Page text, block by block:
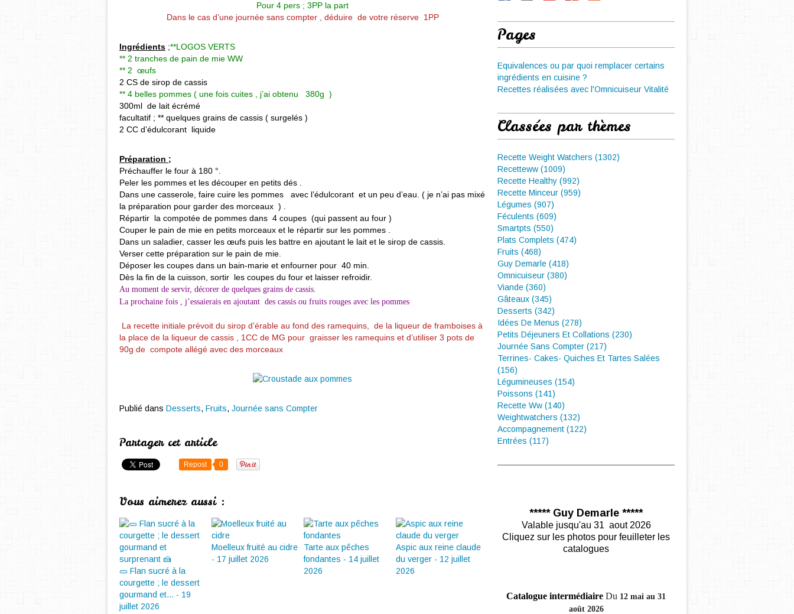
Pour 4 pers ; 3PP la part
Dans le cas d’une journée sans compter , déduire de votre réserve 1PP
Ingrédients ;**LOGOS VERTS
** 2 tranches de pain de mie WW
** 2 œufs
2 CS de sirop de cassis
** 4 belles pommes ( une fois cuites , j’ai obtenu 380g )
300ml de lait écrémé
facultatif ; ** quelques grains de cassis ( surgelés )
2 CC d’édulcorant liquide
Préparation ;
Préchauffer le four à 180 °.
Peler les pommes et les découper en petits dés .
Dans une casserole, faire cuire les pommes avec l’édulcorant et un peu d’eau. ( je n’ai pas mixé
la préparation pour garder des morceaux ) .
Répartir la compotée de pommes dans 4 coupes (qui passent au four )
Couper le pain de mie en petits morceaux et le répartir sur les pommes .
Dans un saladier, casser les œufs puis les battre en ajoutant le lait et le sirop de cassis.
Verser cette préparation sur le pain de mie.
Déposer les coupes dans un bain-marie et enfourner pour 40 min.
Dès la fin de la cuisson, sortir les coupes du four et laisser refroidir.
Au moment de servir, décorer de quelques grains de cassis.
La prochaine fois , j’essaierais en ajoutant des cassis ou fruits rouges avec les pommes
La recette initiale prévoit du sirop d’érable au fond des ramequins, de la liqueur de framboises à
la place de la liqueur de cassis , 1CC de MG pour graisser les ramequins et d’utiliser 3 pots de
90g de compote allégé avec des morceaux
Publié dans Desserts, Fruits, Journée sans Compter
Partager cet article
Repost 0
Vous aimerez aussi :
🥒 Flan sucré à la
courgette ; le dessert
gourmand et... - 19
juillet 2026
Moelleux fruité au cidre
- 17 juillet 2026
Tarte aux pêches
fondantes - 14 juillet
2026
Aspic aux reine claude
du verger - 12 juillet
2026
Pages
Equivalences ou par quoi remplacer certains
ingrédients en cuisine ?
Recettes réalisées avec l'Omnicuiseur Vitalité
Classées par thèmes
Recette Weight Watchers (1302)
Recetteww (1009)
Recette Healthy (992)
Recette Minceur (959)
Légumes (907)
Féculents (609)
Smartpts (550)
Plats Complets (474)
Fruits (468)
Guy Demarle (418)
Omnicuiseur (380)
Viande (360)
Gâteaux (345)
Desserts (342)
Idées De Menus (278)
Petits Déjeuners Et Collations (230)
Journée Sans Compter (217)
Terrines- Cakes- Quiches Et Tartes Salées
(156)
Légumineuses (154)
Poissons (141)
Recette Ww (140)
Weightwatchers (132)
Accompagnement (122)
Entrées (117)
***** Guy Demarle *****
Valable jusqu'au 31 aout 2026
Cliquez sur les photos pour feuilleter les
catalogues
Catalogue intermédiaire Du 12 mai au 31
août 2026